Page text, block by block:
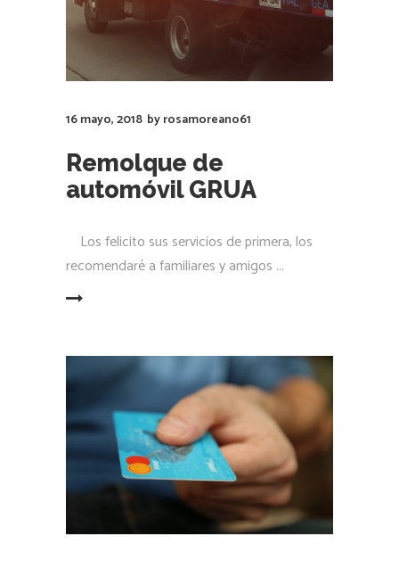
16 mayo, 2018 byrosamoreano61
Remolque de
automóvil GRUA
Los felicito sus servicios de primera, los
recomendaré a familiares y amigos